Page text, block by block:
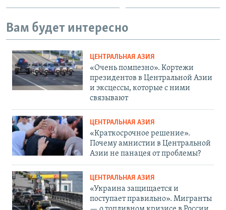
Вам будет интересно
ЦЕНТРАЛЬНАЯ АЗИЯ
«Очень помпезно». Кортежи
президентов в Центральной Азии
и эксцессы, которые с ними
связывают
ЦЕНТРАЛЬНАЯ АЗИЯ
«Краткосрочное решение».
Почему амнистии в Центральной
Азии не панацея от проблемы?
ЦЕНТРАЛЬНАЯ АЗИЯ
«Украина защищается и
поступает правильно». Мигранты